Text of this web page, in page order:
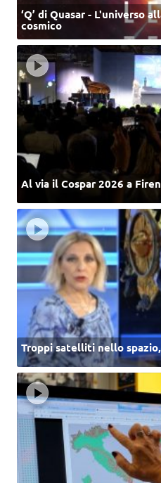
‘Q’ di Quasar - L'universo
cosmico
Al via il Cospar 2026 a
Troppi satelliti nello